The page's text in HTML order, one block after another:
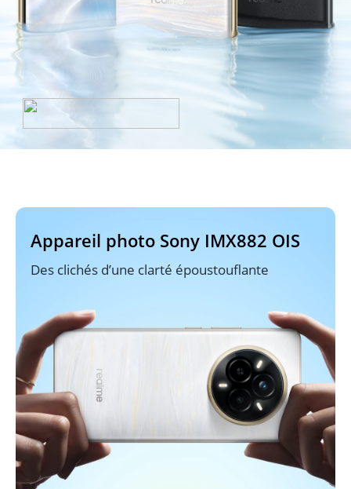
Des clichés d’une clarté époustouflante
Appareil photo Sony IMX882 OIS